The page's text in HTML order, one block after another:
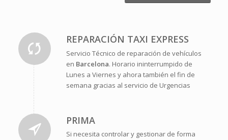
REPARACIÓN TAXI EXPRESS
Servicio Técnico de reparación de vehículos
en Barcelona. Horario ininterrumpido de
Lunes a Viernes y ahora también el fin de
semana gracias al servicio de Urgencias
PRIMA
Si necesita controlar y gestionar de forma